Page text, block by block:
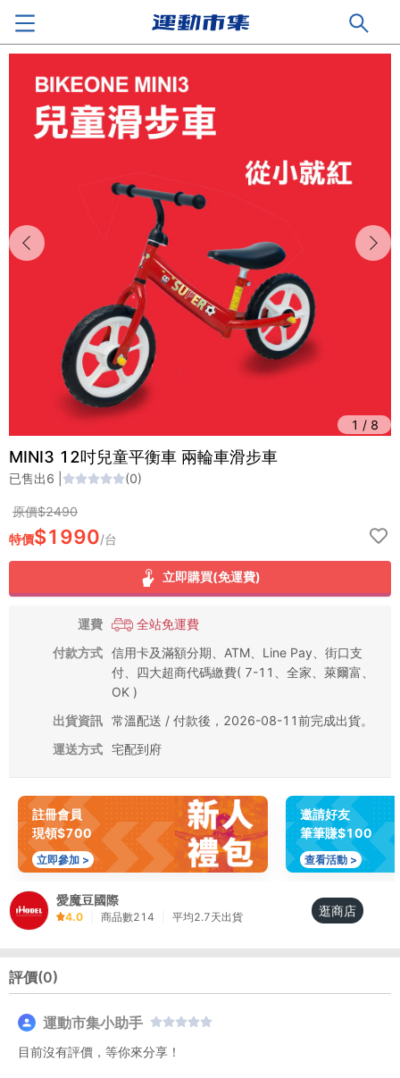
1 / 8
MINI3 12吋兒童平衡車 兩輪車滑步車
已售出6 (0)
原價$2490
特價$1990/台
立即購買(免運費)
運費
全站免運費
付款方式 信用卡及滿額分期、ATM、Line Pay、街口支
付、四大超商代碼繳費( 7-11、全家、萊爾富、
OK )
出貨資訊 常溫配送 / 付款後，2026-08-11前完成出貨。
運送方式 宅配到府
註冊會員
現領$700
立即參加 >
邀請好友
筆筆賺$100
查看活動 >
愛魔豆國際
4.0 商品數214 平均2.7天出貨 逛商店
評價(0)
運動市集小助手
目前沒有評價，等你來分享！